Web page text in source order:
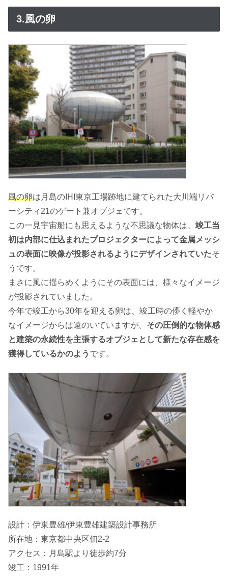
3.風の卵
風の卵は月島のIHI東京工場跡地に建てられた大川端リバ
ーシティ21のゲート兼オブジェです。
この一見宇宙船にも思えるような不思議な物体は、 竣工当
初は内部に仕込まれたプロジェクターによって金属メッシ
ュの表面に映像が投影されるようにデザインされていたそ
うです。
まさに風に揺らめくようにその表面には、様々なイメージ
が投影されていました。
今年で竣工から30年を迎える卵は、竣工時の儚く軽やか
なイメージからは遠のいていますが、 その圧倒的な物体感
と建築の永続性を主張するオブジェとして新たな存在感を
獲得しているかのよう です。
設計：伊東豊雄/伊東豊雄建築設計事務所
所在地：東京都中央区佃2-2
アクセス：月島駅より徒歩約7分
竣工：1991年